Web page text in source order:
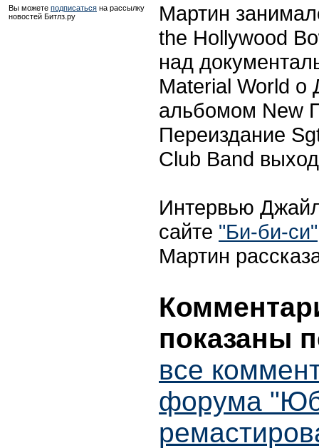
Вы можете подписаться на рассылку
новостей Битлз.ру
Мартин
the Hollywood
над
Material World
альбомом New
Переиздание
Club Band
Интервью
сайте "Би-би-си"
Мартин
показаны
все
форума